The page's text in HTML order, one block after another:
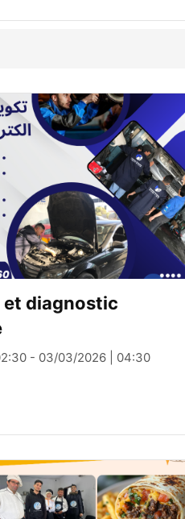
et diagnostic
- 03/03/2026 | 04:30